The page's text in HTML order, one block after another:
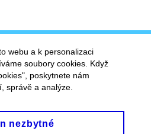
webu a k personalizaci
soubory cookies. Když
poskytnete nám
správě a analýze.
nezbytné